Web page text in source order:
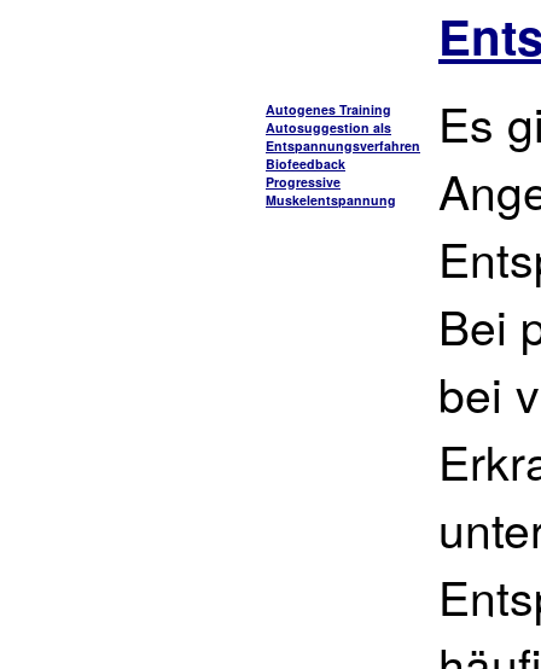
Autogenes Training
Autosuggestion als
Entspannungsverfahren
Biofeedback
Progressive
Muskelentspannung
Es
Bei
bei